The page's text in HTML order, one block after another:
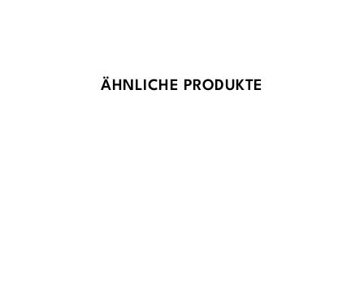
Produktgalerie überspringen
ÄHNLICHE PRODUKTE